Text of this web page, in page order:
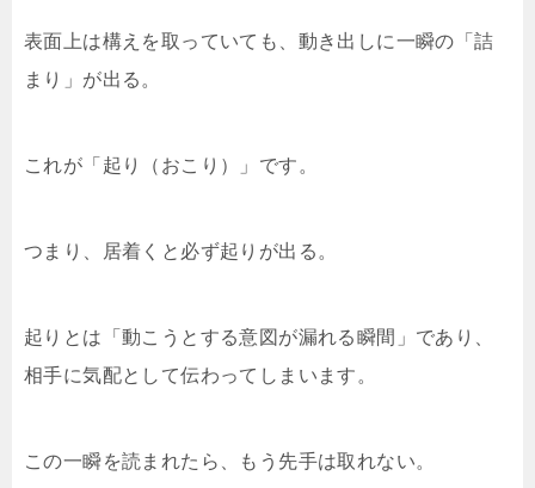
表面上は構えを取っていても、動き出しに一瞬の「詰
まり」が出る。
これが「起り（おこり）」です。
つまり、居着くと必ず起りが出る。
起りとは「動こうとする意図が漏れる瞬間」であり、
相手に気配として伝わってしまいます。
この一瞬を読まれたら、もう先手は取れない。